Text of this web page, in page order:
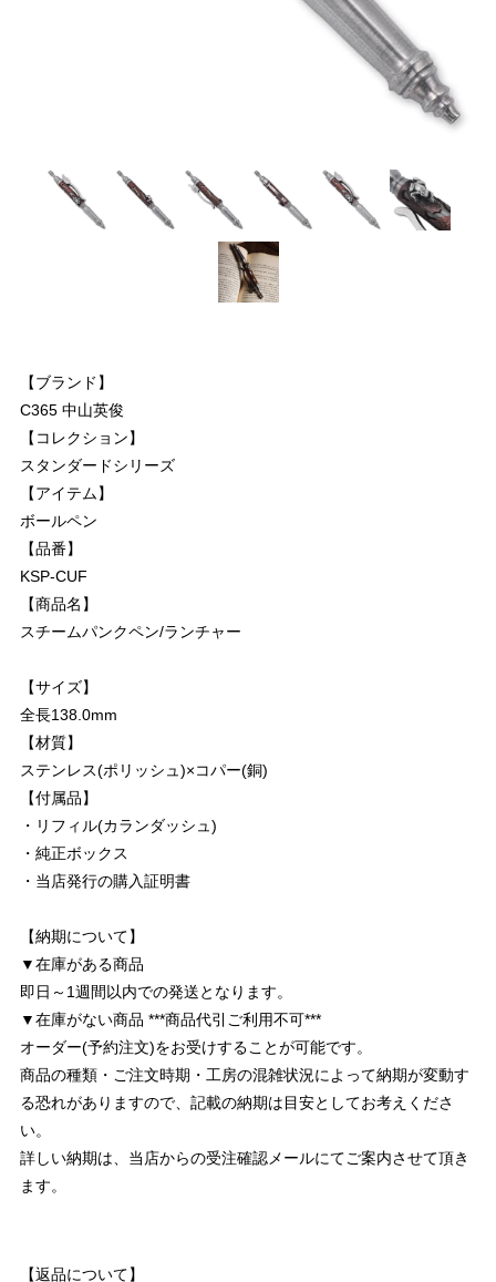
【ブランド】
C365 中山英俊
【コレクション】
スタンダードシリーズ
【アイテム】
ボールペン
【品番】
KSP-CUF
【商品名】
スチームパンクペン/ランチャー
【サイズ】
全長138.0mm
【材質】
ステンレス(ポリッシュ)×コパー(銅)
【付属品】
・リフィル(カランダッシュ)
・純正ボックス
・当店発行の購入証明書
【納期について】
▼在庫がある商品
即日～1週間以内での発送となります。
▼在庫がない商品 ***商品代引ご利用不可***
オーダー(予約注文)をお受けすることが可能です。
商品の種類・ご注文時期・工房の混雑状況によって納期が変動す
る恐れがありますので、記載の納期は目安としてお考えくださ
い。
詳しい納期は、当店からの受注確認メールにてご案内させて頂き
ます。
【返品について】